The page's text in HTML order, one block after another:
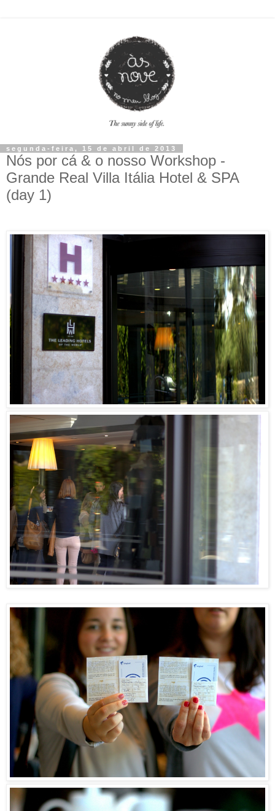
segunda-feira, 15 de abril de 2013
Nós por cá & o nosso Workshop -
Grande Real Villa Itália Hotel & SPA
(day 1)